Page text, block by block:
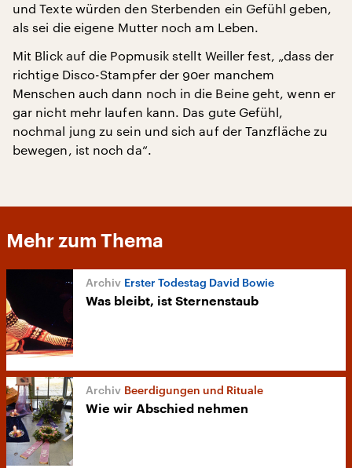
und Texte würden den Sterbenden ein Gefühl geben,
als sei die eigene Mutter noch am Leben.
Mit Blick auf die Popmusik stellt Weiller fest, „dass der
richtige Disco-Stampfer der 90er manchem
Menschen auch dann noch in die Beine geht, wenn er
gar nicht mehr laufen kann. Das gute Gefühl,
nochmal jung zu sein und sich auf der Tanzfläche zu
bewegen, ist noch da“.
Mehr zum Thema
Erster Todestag David Bowie
Was bleibt, ist Sternenstaub
Beerdigungen und Rituale
Wie wir Abschied nehmen